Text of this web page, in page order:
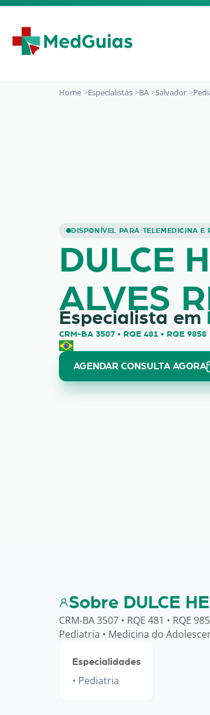
Ir para o conteúdo
Home Especialistas BA Salvador
DISPONÍVEL PARA TELEMEDICINA E
DULCE
DULCE
ALVES
Especialista em
CRM-BA 3507 • RQE 481 • RQE 9858
AGENDAR CONSULTA AGORA
Sobre DULCE
CRM-BA 3507 • RQE 481 • RQE
Pediatria • Medicina do
Especialidades
Pediatria